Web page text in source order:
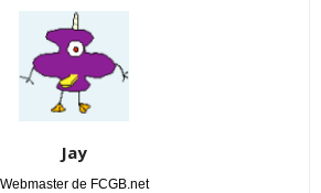
Jay
Webmaster de FCGB.net